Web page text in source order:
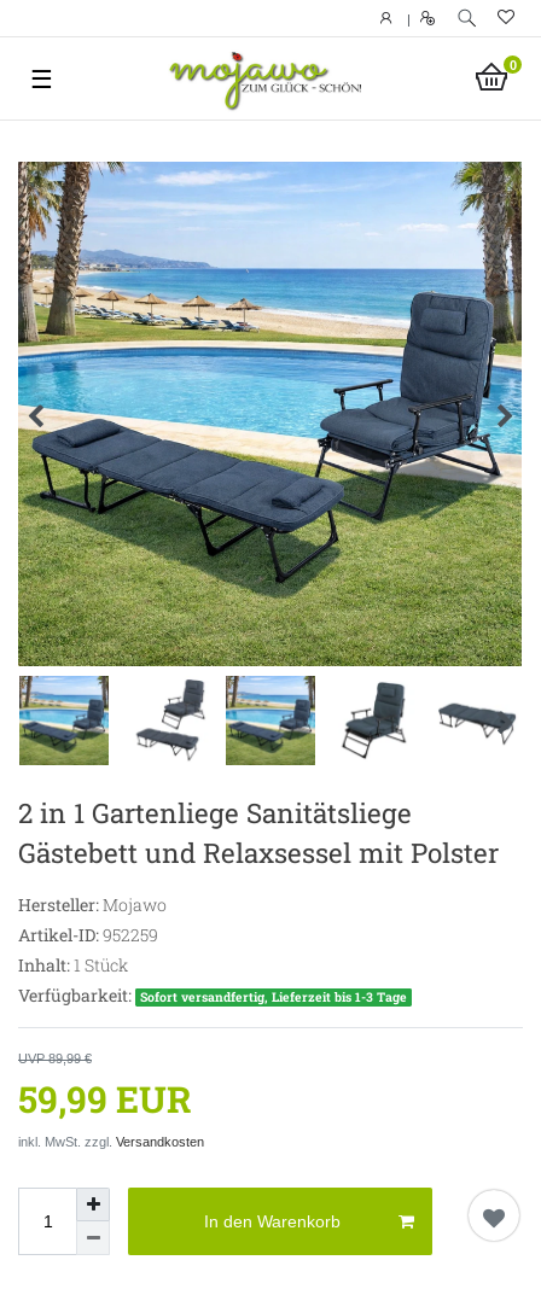
|
0
☰
2 in 1 Gartenliege Sanitätsliege
Gästebett und Relaxsessel mit Polster
Hersteller:Mojawo
Artikel-ID:952259
Inhalt:1 Stück
Verfügbarkeit: Sofort versandfertig, Lieferzeit bis 1-3 Tage
UVP 89,99 €
59,99 EUR
inkl. MwSt. zzgl. Versandkosten
In den Warenkorb